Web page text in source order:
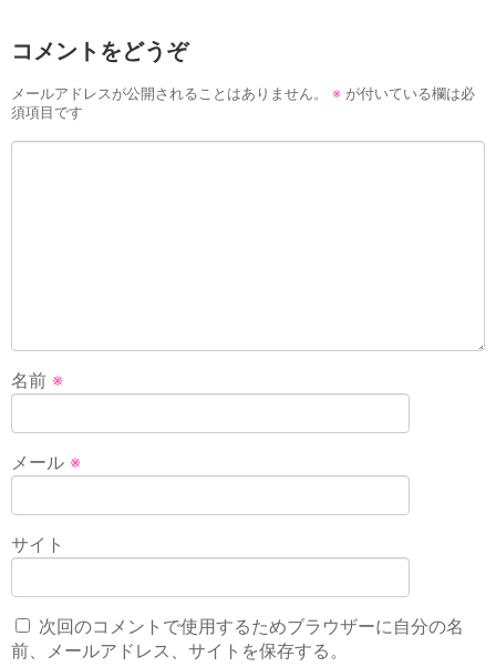
コメントをどうぞ
メールアドレスが公開されることはありません。 ※ が付いている欄は必
須項目です
名前 ※
メール ※
サイト
次回のコメントで使用するためブラウザーに自分の名
前、メールアドレス、サイトを保存する。